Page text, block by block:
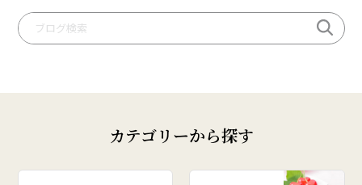
# 手づくり笹巻
# 桃
カテゴリーから探す